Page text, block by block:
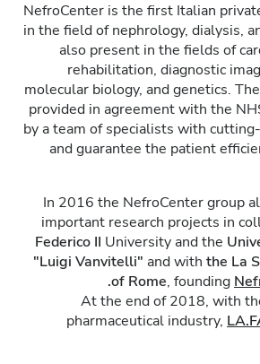
NefroCenter is the first Italian
in the field of nephrology, dialysis,
also present in the fields of
rehabilitation, diagnostic
molecular biology, and genetics.
provided in agreement with the
by a team of specialists with
and guarantee the patient
In 2016 the NefroCenter group
important research projects in
Federico II University and the
"Luigi Vanvitelli" and with the La
of Rome, founding
.
At the end of 2018, with
pharmaceutical industry,